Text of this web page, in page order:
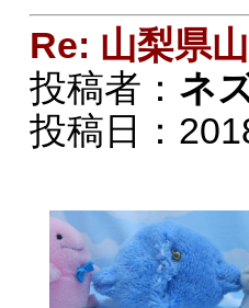
Re: 山梨県
投稿者： ネ
投稿日：